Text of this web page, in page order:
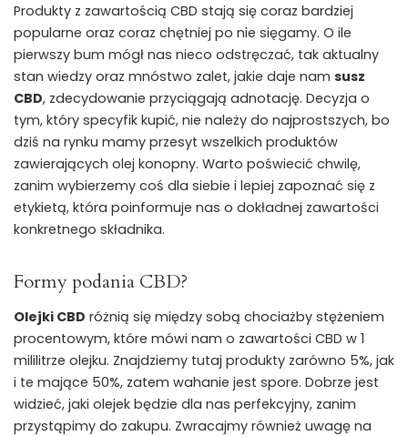
Produkty z zawartością CBD stają się coraz bardziej
popularne oraz coraz chętniej po nie sięgamy. O ile
pierwszy bum mógł nas nieco odstręczać, tak aktualny
stan wiedzy oraz mnóstwo zalet, jakie daje nam susz
CBD, zdecydowanie przyciągają adnotację. Decyzja o
tym, który specyfik kupić, nie należy do najprostszych, bo
dziś na rynku mamy przesyt wszelkich produktów
zawierających olej konopny. Warto poświecić chwilę,
zanim wybierzemy coś dla siebie i lepiej zapoznać się z
etykietą, która poinformuje nas o dokładnej zawartości
konkretnego składnika.
Formy podania CBD?
Olejki CBD różnią się między sobą chociażby stężeniem
procentowym, które mówi nam o zawartości CBD w 1
mililitrze olejku. Znajdziemy tutaj produkty zarówno 5%, jak
i te mające 50%, zatem wahanie jest spore. Dobrze jest
widzieć, jaki olejek będzie dla nas perfekcyjny, zanim
przystąpimy do zakupu. Zwracajmy również uwagę na